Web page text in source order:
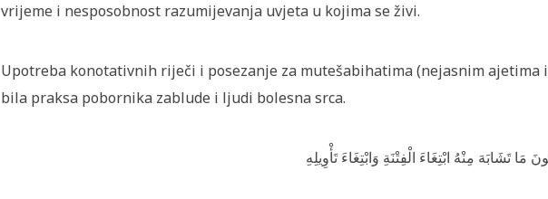
vrijeme i nesposobnost razumijevanja uvjeta u kojima se živi.
Upotreba konotativnih riječi i posezanje za mutešabihatima (nejasnim ajetima
bila praksa pobornika zablude i ljudi bolesna srca.
مَا تَشَابَهَ مِنْهُ ابْتِغَاءَ الْفِتْنَةِ وَابْتِغَاءَ تَأْوِيلِهِ